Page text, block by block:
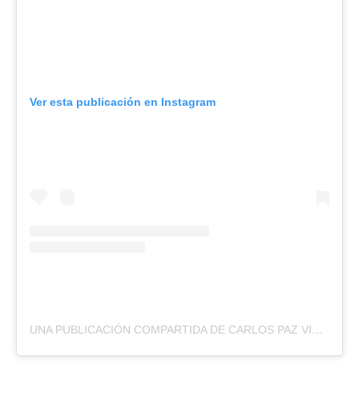
Ver esta publicación en Instagram
UNA PUBLICACIÓN COMPARTIDA DE CARLOS PAZ VIVO (@CARLOSPAZVIVO)